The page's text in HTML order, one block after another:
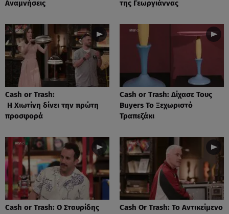
Αναμνήσεις
της Γεωργιάννας
Cash or Trash:
Η Χιωτίνη δίνει την πρώτη
προσφορά
Cash or Trash: Δίχασε Τους
Buyers Το Ξεχωριστό
Τραπεζάκι
Cash or Trash: Ο Σταυρίδης
Cash Or Trash: Το Αντικείμενο